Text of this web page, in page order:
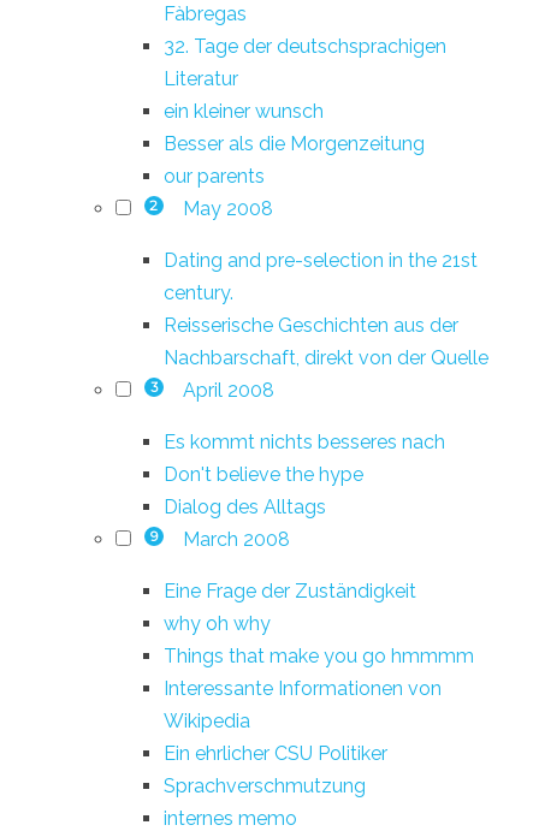
Fàbregas
32. Tage der deutschsprachigen
Literatur
ein kleiner wunsch
Besser als die Morgenzeitung
our parents
2 May 2008
Dating and pre-selection in the 21st
century.
Reisserische Geschichten aus der
Nachbarschaft, direkt von der Quelle
3 April 2008
Es kommt nichts besseres nach
Don't believe the hype
Dialog des Alltags
9 March 2008
Eine Frage der Zuständigkeit
why oh why
Things that make you go hmmmm
Interessante Informationen von
Wikipedia
Ein ehrlicher CSU Politiker
Sprachverschmutzung
internes memo